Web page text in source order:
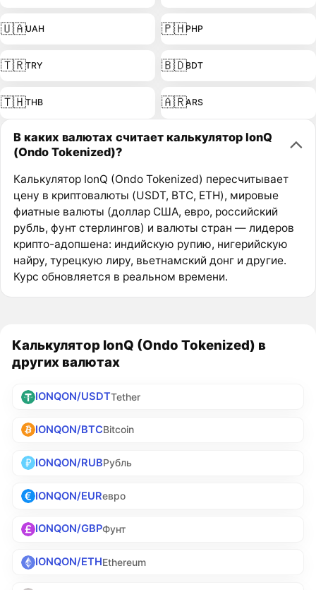
🇺🇦UAH 🇵🇭PHP
🇹🇷TRY 🇧🇩BDT
🇹🇭THB 🇦🇷ARS
В каких валютах считает калькулятор IonQ
(Ondo Tokenized)?
Калькулятор IonQ (Ondo Tokenized) пересчитывает
цену в криптовалюты (USDT, BTC, ETH), мировые
фиатные валюты (доллар США, евро, российский
рубль, фунт стерлингов) и валюты стран — лидеров
крипто-адопшена: индийскую рупию, нигерийскую
найру, турецкую лиру, вьетнамский донг и другие.
Курс обновляется в реальном времени.
Калькулятор IonQ (Ondo Tokenized) в
других валютах
IONQON/USDTTether
IONQON/BTCBitcoin
IONQON/RUBРубль
IONQON/EURевро
IONQON/GBPФунт
IONQON/ETHEthereum